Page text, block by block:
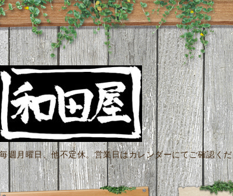
毎週月曜日、他不定休。営業日はカレンダーにてご確認く